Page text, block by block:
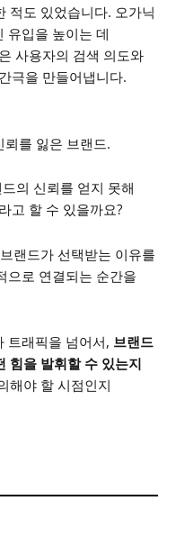
적도 있었습니다. 오가닉
유입을 높이는 데
사용자의 검색 의도와
극을 만들어냅니다.
를 잃은 브랜드.
의 신뢰를 얻지 못해
고 할 수 있을까요?
브랜드가 선택받는 이유를
으로 연결되는 순간을
트래픽을 넘어서, 브랜드
힘을 발휘할 수 있는지
해야 할 시점인지